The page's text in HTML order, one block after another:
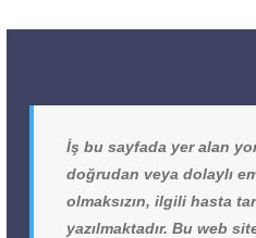
İş bu sayfada yer alan
doğrudan veya dolaylı
olmaksızın, ilgili hasta
yazılmaktadır. Bu web